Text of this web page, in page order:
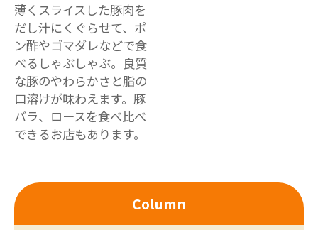
薄くスライスした豚肉を
だし汁にくぐらせて、ポ
ン酢やゴマダレなどで食
べるしゃぶしゃぶ。良質
な豚のやわらかさと脂の
口溶けが味わえます。豚
バラ、ロースを食べ比べ
できるお店もあります。
Column